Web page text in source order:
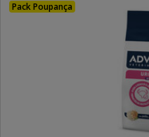
Pack Poupança